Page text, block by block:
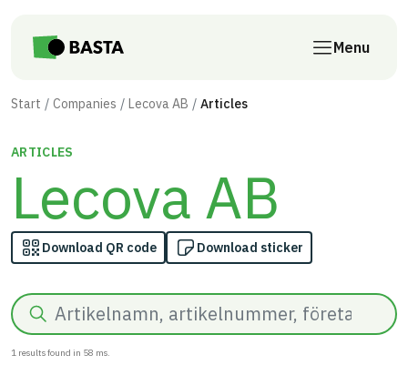
Menu
Start Companies Lecova AB Articles
ARTICLES
Lecova AB
Download QR code Download sticker
Search
1 results found in 58 ms.